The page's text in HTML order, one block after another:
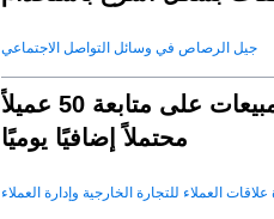
جيل الرصاص في وسائل التواصل الاجتماعي
كيفية مساعدة وكلاء المبيعات على متابعة 50 عميلاً
محتملاً إضافيًا يوميًا
علاقات العملاء للتجارة الخارجية وإدارة العملاء